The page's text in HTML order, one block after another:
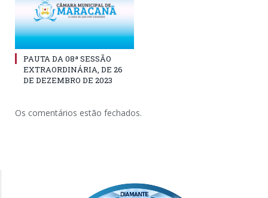
PAUTA DA 08ª SESSÃO
EXTRAORDINÁRIA, DE 26
DE DEZEMBRO DE 2023
Os comentários estão fechados.